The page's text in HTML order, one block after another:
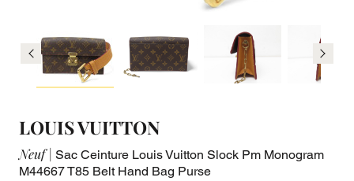
LOUIS VUITTON
Neuf | Sac Ceinture Louis Vuitton Slock Pm Monogram
M44667 T85 Belt Hand Bag Purse